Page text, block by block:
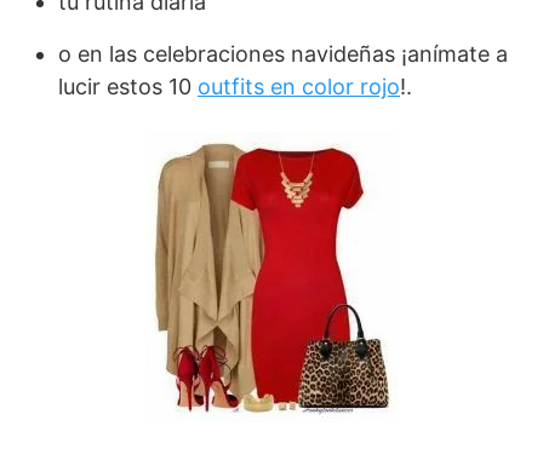
o en las celebraciones navideñas ¡anímate a
lucir estos 10 outfits en color rojo!.